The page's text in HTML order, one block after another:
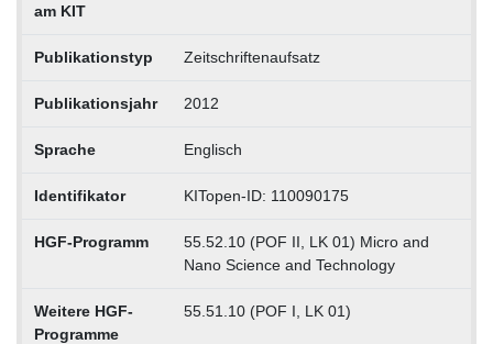
am KIT
Publikationstyp Zeitschriftenaufsatz
Publikationsjahr 2012
Sprache Englisch
Identifikator KITopen-ID: 110090175
HGF-Programm
55.52.10 (POF II, LK 01) Micro and
Nano Science and Technology
Weitere HGF-
Programme
55.51.10 (POF I, LK 01)